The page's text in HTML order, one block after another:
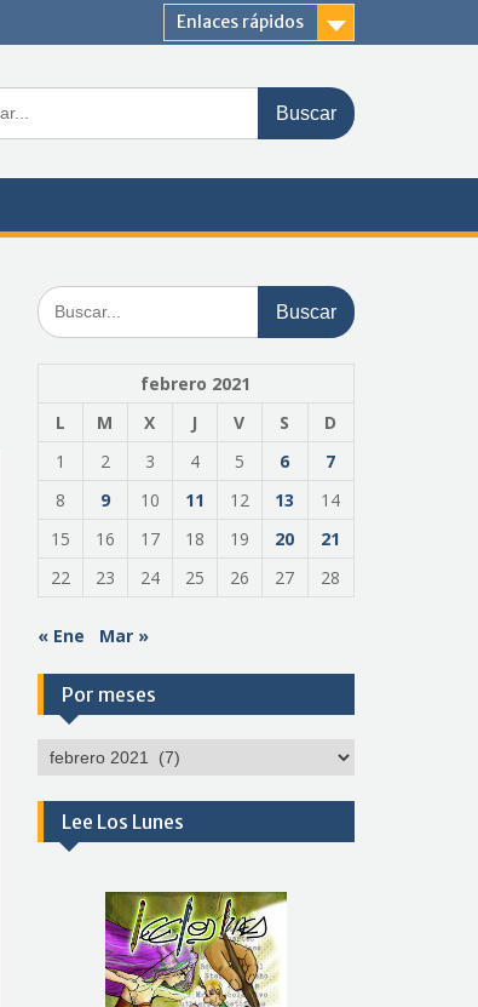
Enlaces rápidos
Buscar:
febrero 2021
L
M X J V S
D
1
2 3 4 5 6
7
8
9 10 11 12 13
14
15
16 17 18 19 20
21
22
23 24 25 26 27 28
« Ene Mar »
Por meses
Por
Lee Los Lunes